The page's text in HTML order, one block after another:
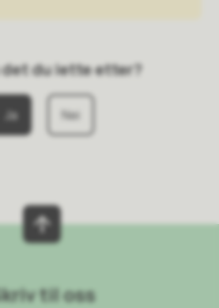
det du lette etter?
Ja Nei
til oss